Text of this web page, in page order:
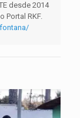
desde 2014
Portal RKF.